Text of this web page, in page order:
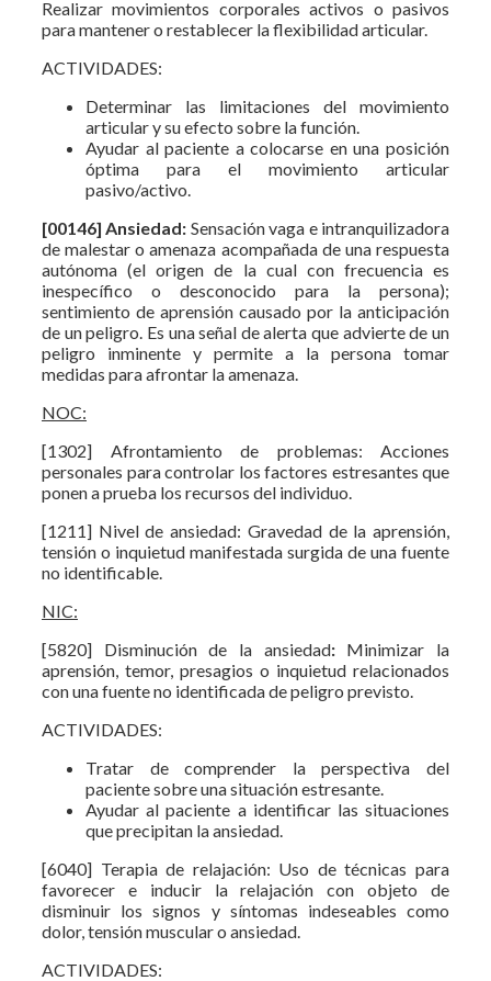
Realizar movimientos corporales activos o pasivos
para mantener o restablecer la flexibilidad articular.
ACTIVIDADES:
Determinar las limitaciones del movimiento
articular y su efecto sobre la función.
Ayudar al paciente a colocarse en una posición
óptima para el movimiento articular
pasivo/activo.
[00146] Ansiedad: Sensación vaga e intranquilizadora
de malestar o amenaza acompañada de una respuesta
autónoma (el origen de la cual con frecuencia es
inespecífico o desconocido para la persona);
sentimiento de aprensión causado por la anticipación
de un peligro. Es una señal de alerta que advierte de un
peligro inminente y permite a la persona tomar
medidas para afrontar la amenaza.
NOC:
[1302] Afrontamiento de problemas: Acciones
personales para controlar los factores estresantes que
ponen a prueba los recursos del individuo.
[1211] Nivel de ansiedad: Gravedad de la aprensión,
tensión o inquietud manifestada surgida de una fuente
no identificable.
NIC:
[5820] Disminución de la ansiedad: Minimizar la
aprensión, temor, presagios o inquietud relacionados
con una fuente no identificada de peligro previsto.
ACTIVIDADES:
Tratar de comprender la perspectiva del
paciente sobre una situación estresante.
Ayudar al paciente a identificar las situaciones
que precipitan la ansiedad.
[6040] Terapia de relajación: Uso de técnicas para
favorecer e inducir la relajación con objeto de
disminuir los signos y síntomas indeseables como
dolor, tensión muscular o ansiedad.
ACTIVIDADES: